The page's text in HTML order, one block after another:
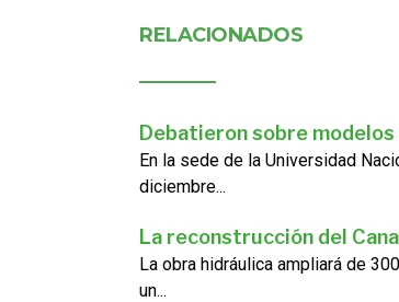
RELACIONADOS
Debatieron sobre
En la sede de la Universidad
diciembre...
La reconstrucción del
La obra hidráulica ampliará de
un...